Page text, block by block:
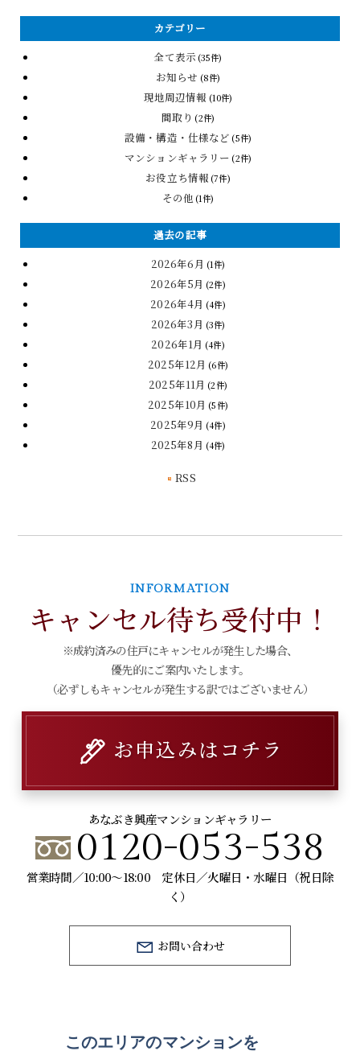
カテゴリー
全て表示 (35件)
お知らせ (8件)
現地周辺情報 (10件)
間取り (2件)
設備・構造・仕様など (5件)
マンションギャラリー (2件)
お役立ち情報 (7件)
その他 (1件)
過去の記事
2026年6月 (1件)
2026年5月 (2件)
2026年4月 (4件)
2026年3月 (3件)
2026年1月 (4件)
2025年12月 (6件)
2025年11月 (2件)
2025年10月 (5件)
2025年9月 (4件)
2025年8月 (4件)
RSS
INFORMATION
キャンセル待ち受付中！
※成約済みの住戸にキャンセルが発生した場合、
優先的にご案内いたします。
（必ずしもキャンセルが発生する訳ではございません）
お申込みはコチラ
あなぶき興産マンションギャラリー
0120-053-538
営業時間／10:00～18:00 定休日／火曜日・水曜日（祝日除
く）
お問い合わせ
このエリアのマンションを